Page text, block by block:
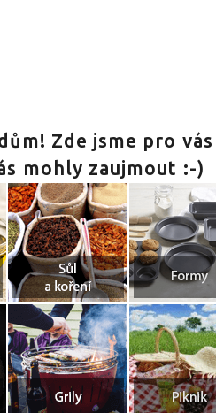
Zde jsme pro
mohly zaujmout :-)